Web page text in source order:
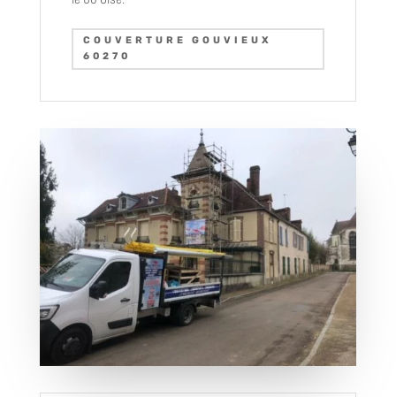
COUVERTURE GOUVIEUX
60270